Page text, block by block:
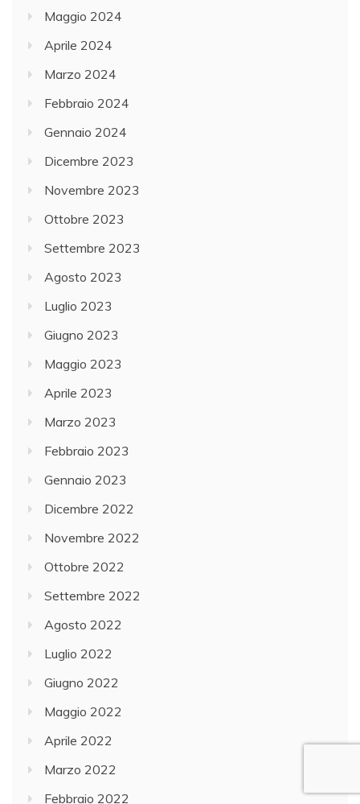
Maggio 2024
Aprile 2024
Marzo 2024
Febbraio 2024
Gennaio 2024
Dicembre 2023
Novembre 2023
Ottobre 2023
Settembre 2023
Agosto 2023
Luglio 2023
Giugno 2023
Maggio 2023
Aprile 2023
Marzo 2023
Febbraio 2023
Gennaio 2023
Dicembre 2022
Novembre 2022
Ottobre 2022
Settembre 2022
Agosto 2022
Luglio 2022
Giugno 2022
Maggio 2022
Aprile 2022
Marzo 2022
Febbraio 2022